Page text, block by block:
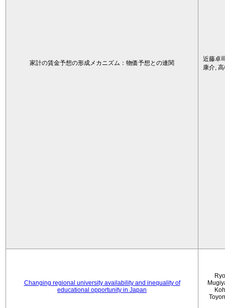
家計の賃金予想の形成メカニズム：物価予想との連関
近藤卓
康介,
Changing regional university availability and inequality of
educational opportunity in Japan